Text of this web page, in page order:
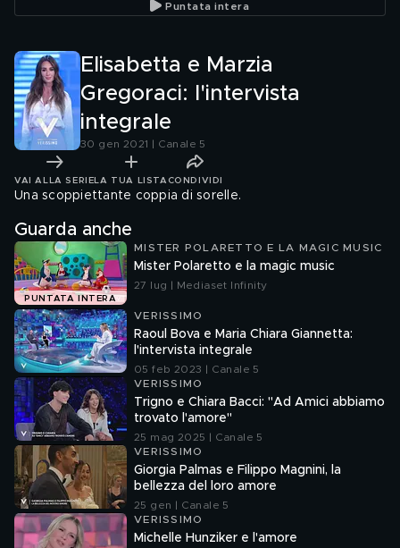
Puntata intera
Elisabetta e Marzia
Gregoraci: l'intervista
integrale
30 gen 2021 | Canale 5
VAI ALLA SERIE LA TUA LISTA CONDIVIDI
Una scoppiettante coppia di sorelle.
Guarda anche
PUNTATA INTERA
MISTER POLARETTO E LA MAGIC MUSIC
Mister Polaretto e la magic music
27 lug | Mediaset Infinity
VERISSIMO
Raoul Bova e Maria Chiara Giannetta:
l'intervista integrale
05 feb 2023 | Canale 5
VERISSIMO
Trigno e Chiara Bacci: "Ad Amici abbiamo
trovato l'amore"
25 mag 2025 | Canale 5
VERISSIMO
Giorgia Palmas e Filippo Magnini, la
bellezza del loro amore
25 gen | Canale 5
VERISSIMO
Michelle Hunziker e l'amore